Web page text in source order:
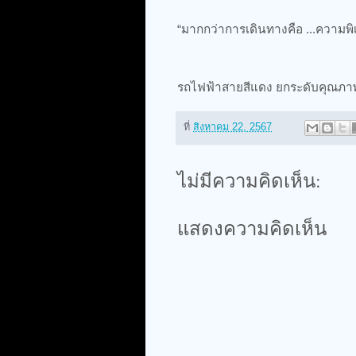
“มากกว่าการเดินทางคือ ...ความพิ
รถไฟฟ้าสายสีแดง ยกระดับคุณภา
ที่ สิงหาคม 22, 2567
ไม่มีความคิดเห็น:
แสดงความคิดเห็น